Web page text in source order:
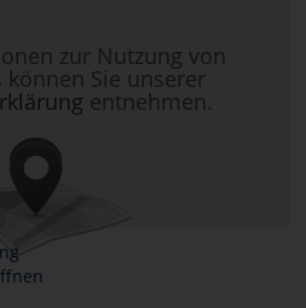
zur Nutzung von
können Sie unserer
entnehmen.